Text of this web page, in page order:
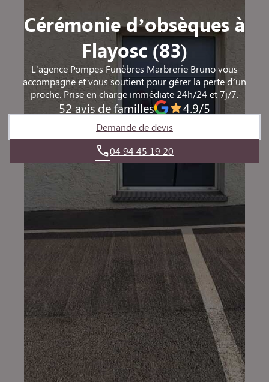
Cérémonie d’obsèques à
Flayosc (83)
L'agence Pompes Funèbres Marbrerie Bruno vous
accompagne et vous soutient pour gérer la perte d’un
proche. Prise en charge immédiate 24h/24 et 7j/7.
52 avis de familles 4.9/5
Demande de devis
04 94 45 19 20